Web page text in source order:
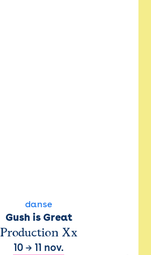
danse
Gush is Great
Production Xx
10 → 11 nov.